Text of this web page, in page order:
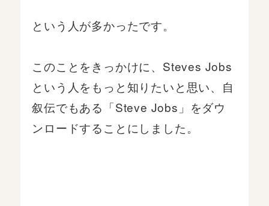
という人が多かったです。
このことをきっかけに、Steves Jobs
という人をもっと知りたいと思い、自
叙伝でもある「Steve Jobs」をダウ
ンロードすることにしました。